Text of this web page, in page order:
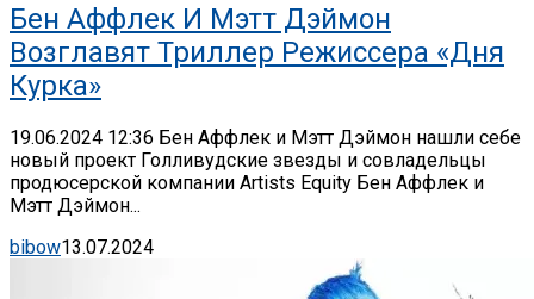
Бен Аффлек И Мэтт Дэймон
Возглавят Триллер Режиссера «Дня
Курка»
19.06.2024 12:36 Бен Аффлек и Мэтт Дэймон нашли себе
новый проект Голливудские звезды и совладельцы
продюсерской компании Artists Equity Бен Аффлек и
Мэтт Дэймон...
bibow13.07.2024